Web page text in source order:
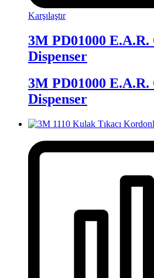
Karşılaştır
3M PD01000 E.A.R.
Dispenser
3M PD01000 E.A.R.
Dispenser